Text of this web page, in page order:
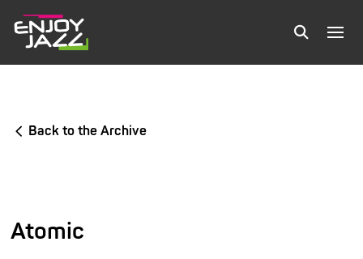
Back to the Archive
Atomic